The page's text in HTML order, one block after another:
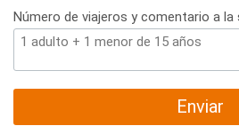
Número de viajeros y comentario a
Enviar